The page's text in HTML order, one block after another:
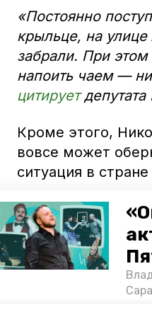
«Постоянно
крыльце, на
забрали. При этом
напоить чаем —
цитирует
Кроме этого,
вовсе может
ситуация в
«В Ипатово
ЖКХ и налоги, так
уровень жизни
отечественной
парламентарий.